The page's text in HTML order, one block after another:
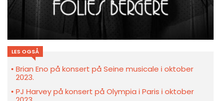
LES OGSÅ
Brian Eno på konsert på Seine musicale i oktober
2023.
PJ Harvey på konsert på Olympia i Paris i oktober